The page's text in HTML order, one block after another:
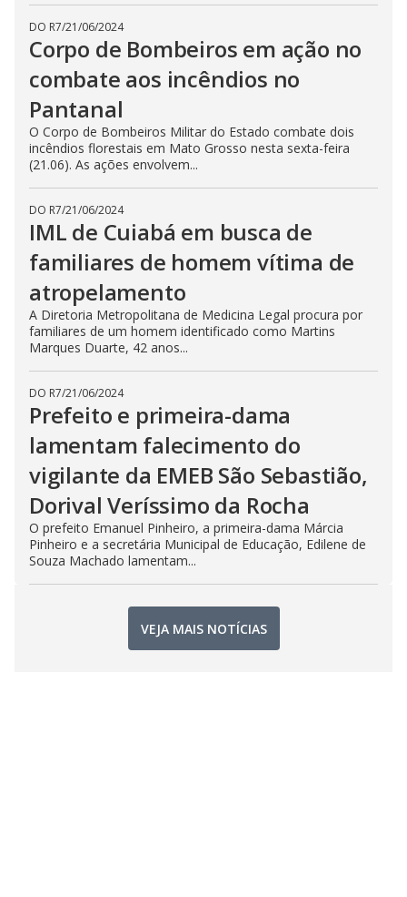
DO R7/21/06/2024
Corpo de Bombeiros em ação no
combate aos incêndios no
Pantanal
O Corpo de Bombeiros Militar do Estado combate dois
incêndios florestais em Mato Grosso nesta sexta-feira
(21.06). As ações envolvem...
DO R7/21/06/2024
IML de Cuiabá em busca de
familiares de homem vítima de
atropelamento
A Diretoria Metropolitana de Medicina Legal procura por
familiares de um homem identificado como Martins
Marques Duarte, 42 anos...
DO R7/21/06/2024
Prefeito e primeira-dama
lamentam falecimento do
vigilante da EMEB São Sebastião,
Dorival Veríssimo da Rocha
O prefeito Emanuel Pinheiro, a primeira-dama Márcia
Pinheiro e a secretária Municipal de Educação, Edilene de
Souza Machado lamentam...
VEJA MAIS NOTÍCIAS